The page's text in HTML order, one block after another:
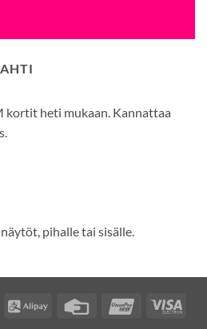
kortit heti mukaan. Kannattaa
pihalle tai sisälle.
Cash
Alipay
Credit
UnionPayVisa